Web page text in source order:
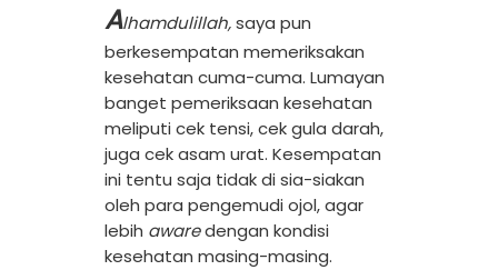
Alhamdulillah,saya pun
berkesempatan memeriksakan
kesehatan cuma-cuma. Lumayan
banget pemeriksaan kesehatan
meliputi cek tensi, cek gula darah,
juga cek asam urat. Kesempatan
ini tentu saja tidak di sia-siakan
oleh para pengemudi ojol, agar
lebih awaredengan kondisi
kesehatan masing-masing.